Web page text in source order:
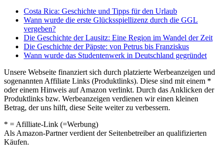
Costa Rica: Geschichte und Tipps für den Urlaub
Wann wurde die erste Glücksspiellizenz durch die GGL
vergeben?
Die Geschichte der Lausitz: Eine Region im Wandel der Zeit
Die Geschichte der Päpste: von Petrus bis Franziskus
Wann wurde das Studentenwerk in Deutschland gegründet
Unsere Webseite finanziert sich durch platzierte Werbeanzeigen und
sogenannten Affiliate Links (Produktlinks). Diese sind mit einem *
oder einem Hinweis auf Amazon verlinkt. Durch das Anklicken der
Produktlinks bzw. Werbeanzeigen verdienen wir einen kleinen
Betrag, der uns hilft, diese Seite weiter zu verbessern.
* = Afilliate-Link (=Werbung)
Als Amazon-Partner verdient der Seitenbetreiber an qualifizierten
Käufen.